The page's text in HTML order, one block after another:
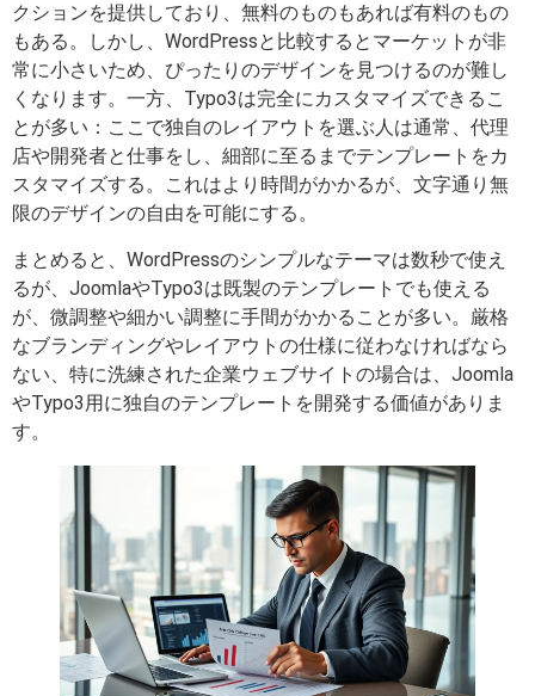
クションを提供しており、無料のものもあれば有料のもの
もある。しかし、WordPressと比較するとマーケットが非
常に小さいため、ぴったりのデザインを見つけるのが難し
くなります。一方、Typo3は完全にカスタマイズできるこ
とが多い：ここで独自のレイアウトを選ぶ人は通常、代理
店や開発者と仕事をし、細部に至るまでテンプレートをカ
スタマイズする。これはより時間がかかるが、文字通り無
限のデザインの自由を可能にする。
まとめると、WordPressのシンプルなテーマは数秒で使え
るが、JoomlaやTypo3は既製のテンプレートでも使える
が、微調整や細かい調整に手間がかかることが多い。厳格
なブランディングやレイアウトの仕様に従わなければなら
ない、特に洗練された企業ウェブサイトの場合は、Joomla
やTypo3用に独自のテンプレートを開発する価値がありま
す。